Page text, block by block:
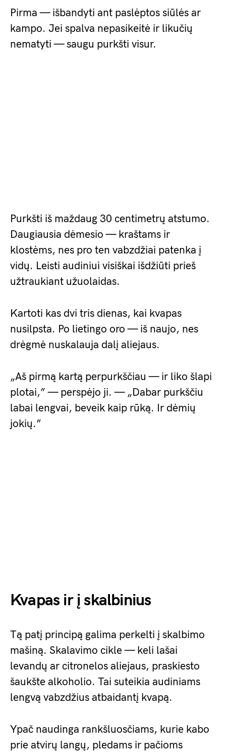
Pirma — išbandyti ant paslėptos siūlės ar
kampo. Jei spalva nepasikeitė ir likučių
nematyti — saugu purkšti visur.
Purkšti iš maždaug 30 centimetrų atstumo.
Daugiausia dėmesio — kraštams ir
klostėms, nes pro ten vabzdžiai patenka į
vidų. Leisti audiniui visiškai išdžiūti prieš
užtraukiant užuolaidas.
Kartoti kas dvi tris dienas, kai kvapas
nusilpsta. Po lietingo oro — iš naujo, nes
drėgmė nuskalauja dalį aliejaus.
„Aš pirmą kartą perpurkščiau — ir liko šlapi
plotai,” — perspėjo ji. — „Dabar purkščiu
labai lengvai, beveik kaip rūką. Ir dėmių
jokių.”
Kvapas ir į skalbinius
Tą patį principą galima perkelti į skalbimo
mašiną. Skalavimo cikle — keli lašai
levandų ar citronelos aliejaus, praskiesto
šaukšte alkoholio. Tai suteikia audiniams
lengvą vabzdžius atbaidantį kvapą.
Ypač naudinga rankšluosčiams, kurie kabo
prie atvirų langų, pledams ir pačioms